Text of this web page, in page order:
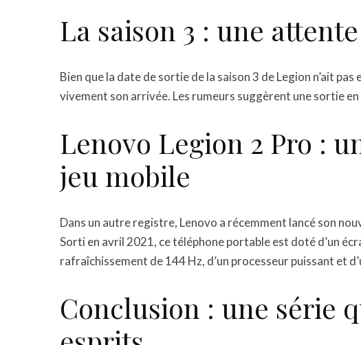
La saison 3 : une
Bien que la date de sortie de la saison 3 de Legion n’ait
vivement son arrivée. Les rumeurs suggèrent une sortie
Lenovo Legion 2 Pro :
jeu mobile
Dans un autre registre, Lenovo a récemment lancé son
Sorti en avril 2021, ce téléphone portable est doté d’un
rafraîchissement de 144 Hz, d’un processeur puissant et
Conclusion : une série